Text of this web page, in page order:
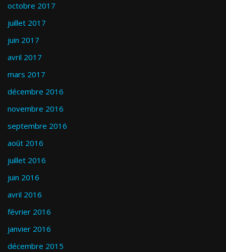
octobre 2017
juillet 2017
juin 2017
avril 2017
mars 2017
décembre 2016
novembre 2016
septembre 2016
août 2016
juillet 2016
juin 2016
avril 2016
février 2016
janvier 2016
décembre 2015